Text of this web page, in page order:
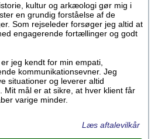
kultur og arkæologi gør mig i
en grundig forståelse af de
Som rejseleder forsøger jeg altid at
engagerende fortællinger og godt
jeg kendt for min empati,
kommunikationsevner. Jeg
situationer og leverer altid
Mit mål er at sikre, at hver klient får
varige minder.
Læs aftalevilkår